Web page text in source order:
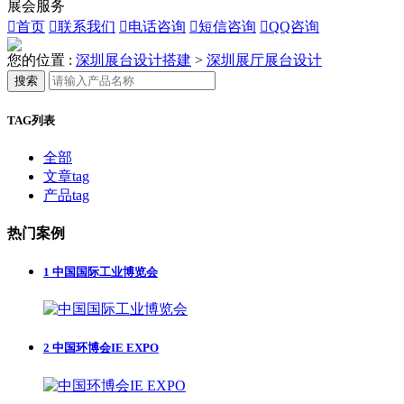
展会服务
首页 联系我们 电话咨询 短信咨询 QQ咨询
您的位置 : 深圳展台设计搭建 > 深圳展厅展台设计
搜索
TAG列表
全部
文章tag
产品tag
热门案例
1 中国国际工业博览会
2 中国环博会IE EXPO